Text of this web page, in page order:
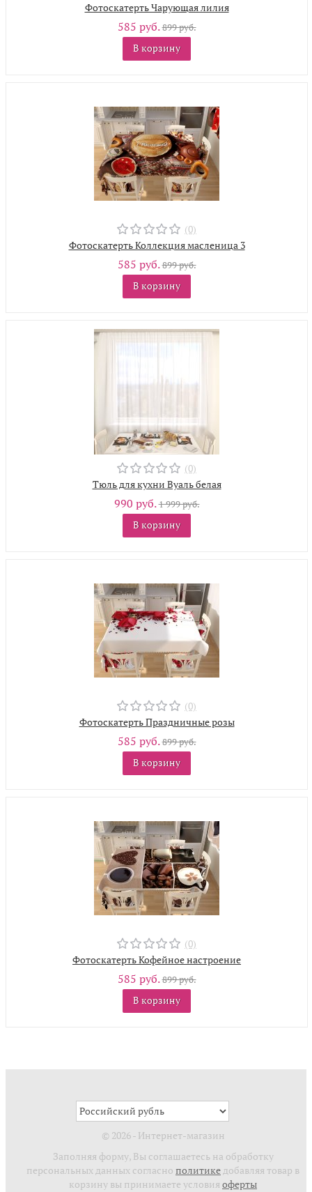
Фотоскатерть Чарующая лилия
585 руб.899 руб.
В корзину
(0)
Фотоскатерть Коллекция масленица 3
585 руб.899 руб.
В корзину
(0)
Тюль для кухни Вуаль белая
990 руб.1 999 руб.
В корзину
(0)
Фотоскатерть Праздничные розы
585 руб.899 руб.
В корзину
(0)
Фотоскатерть Кофейное настроение
585 руб.899 руб.
В корзину
© 2026 - Интернет-магазин
Заполняя форму, Вы соглашаетесь на обработку
персональных данных согласно политике добавляя товар в
корзину вы принимаете условия оферты